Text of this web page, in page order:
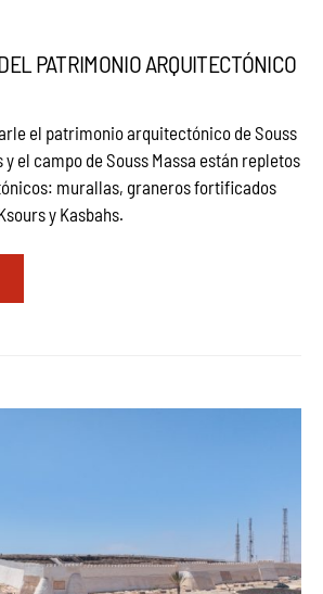
PATRIMONIO ARQUITECTÓNICO
el patrimonio arquitectónico de Souss
y el campo de Souss Massa están repletos
murallas, graneros fortificados
y Kasbahs.